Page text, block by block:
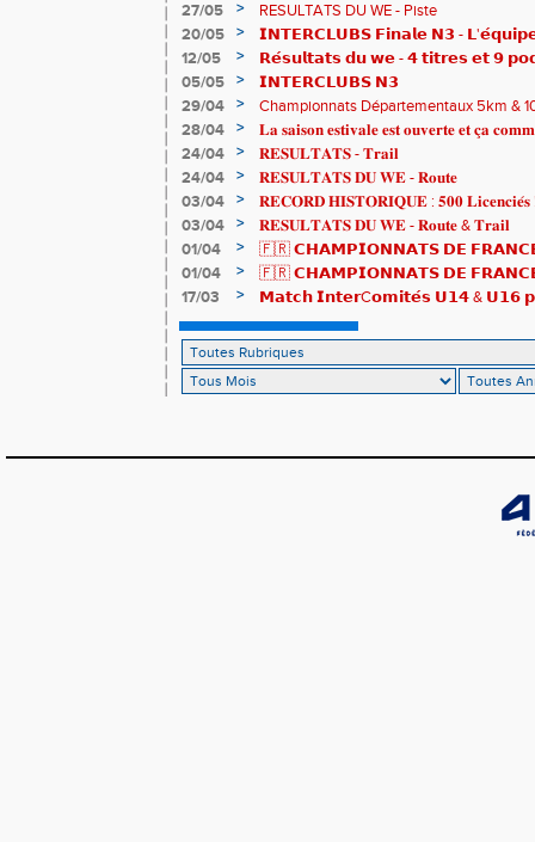
27/05
>
RESULTATS DU WE - Piste
20/05
>
𝗜𝗡𝗧𝗘𝗥𝗖𝗟𝗨𝗕𝗦 𝗙𝗶𝗻𝗮𝗹𝗲 𝗡𝟯 -
𝟯𝟮𝟰𝟮𝟳𝗽𝘁𝘀
12/05 >
𝗥𝗲́𝘀𝘂𝗹𝘁𝗮𝘁𝘀 𝗱𝘂 𝘄𝗲 - 𝟰 𝘁𝗶𝘁𝗿𝗲𝘀 𝗲𝘁 𝟵
05/05
>
𝗜𝗡𝗧𝗘𝗥𝗖𝗟𝗨𝗕𝗦 𝗡𝟯
29/04
>
Championnats Départementaux 5km &
de bronze et un max de plaisir pour tous !
28/04 >
𝐋𝐚 𝐬𝐚𝐢𝐬𝐨𝐧 𝐞𝐬𝐭𝐢𝐯𝐚𝐥𝐞 𝐞𝐬𝐭 𝐨𝐮𝐯𝐞𝐫𝐭𝐞 𝐞𝐭 𝐜̧𝐚
24/04
>
𝐑𝐄𝐒𝐔𝐋𝐓𝐀𝐓𝐒 - 𝐓𝐫𝐚𝐢𝐥
24/04
>
𝐑𝐄𝐒𝐔𝐋𝐓𝐀𝐓𝐒 𝐃𝐔 𝐖𝐄 - 𝐑𝐨𝐮𝐭𝐞
03/04
>
𝐑𝐄𝐂𝐎𝐑𝐃 𝐇𝐈𝐒𝐓𝐎𝐑𝐈𝐐𝐔𝐄 : 𝟓𝟎𝟎 𝐋𝐢𝐜𝐞𝐧𝐜𝐢𝐞́𝐬
03/04
>
𝐑𝐄𝐒𝐔𝐋𝐓𝐀𝐓𝐒 𝐃𝐔 𝐖𝐄 - 𝐑𝐨𝐮𝐭𝐞 & 𝐓𝐫𝐚𝐢𝐥
01/04
>
🇫🇷 𝗖𝗛𝗔𝗠𝗣𝗜𝗢𝗡𝗡𝗔𝗧𝗦 𝗗𝗘 𝗙𝗥𝗔𝗡𝗖𝗘
résultats
01/04 >
🇫🇷 𝗖𝗛𝗔𝗠𝗣𝗜𝗢𝗡𝗡𝗔𝗧𝗦 𝗗𝗘 𝗙𝗥𝗔𝗡𝗖𝗘
𝒕𝒓𝒂𝒊𝒍𝒆𝒖𝒓𝒔 𝒓𝒂𝒎𝒆̀𝒏𝒆𝒏𝒕 4 𝒎𝒆́𝒅𝒂𝒊𝒍𝒍𝒆𝒔 !
17/03 >
𝗠𝗮𝘁𝗰𝗵 𝗜𝗻𝘁𝗲𝗿C𝗼𝗺𝗶𝘁𝗲́𝘀 𝗨𝟭𝟰 & 𝗨𝟭𝟲